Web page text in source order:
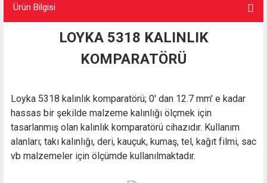
Ürün Bilgisi
LOYKA 5318 KALINLIK
KOMPARATÖRÜ
Loyka 5318 kalınlık komparatörü; 0' dan 12.7 mm' e kadar
hassas bir şekilde malzeme kalınlığı ölçmek için
tasarlanmış olan kalınlık komparatörü cihazıdır. Kullanım
alanları; takı kalınlığı, deri, kauçuk, kumaş, tel, kağıt filmi, sac
vb malzemeler için ölçümde kullanılmaktadır.